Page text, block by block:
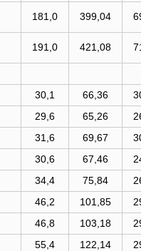
181,0 399,04
191,0 421,08
30,1 66,36
29,6 65,26
31,6 69,67
30,6 67,46
34,4 75,84
46,2 101,85
46,8 103,18
55,4 122,14